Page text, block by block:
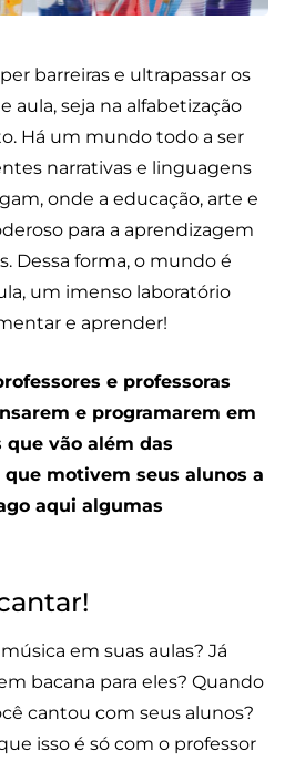
barreiras e ultrapassar os
aula, seja na alfabetização
Há um mundo todo a ser
narrativas e linguagens
onde a educação, arte e
para a aprendizagem
Dessa forma, o mundo é
um imenso laboratório
e aprender!
e professoras
e programarem em
que vão além das
motivem seus alunos a
aqui algumas
em suas aulas? Já
bacana para eles? Quando
cantou com seus alunos?
isso é só com o professor